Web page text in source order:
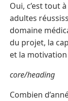
Oui, c’est tout
adultes
domaine
du projet, la
et la
core/heading
Combien